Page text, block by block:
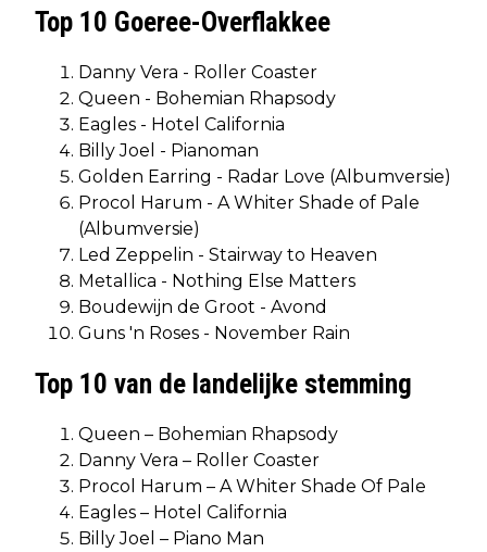
Top 10 Goeree-Overflakkee
Danny Vera - Roller Coaster
Queen - Bohemian Rhapsody
Eagles - Hotel California
Billy Joel - Pianoman
Golden Earring - Radar Love (Albumversie)
Procol Harum - A Whiter Shade of Pale
(Albumversie)
Led Zeppelin - Stairway to Heaven
Metallica - Nothing Else Matters
Boudewijn de Groot - Avond
Guns 'n Roses - November Rain
Top 10 van de landelijke stemming
Queen – Bohemian Rhapsody
Danny Vera – Roller Coaster
Procol Harum – A Whiter Shade Of Pale
Eagles – Hotel California
Billy Joel – Piano Man